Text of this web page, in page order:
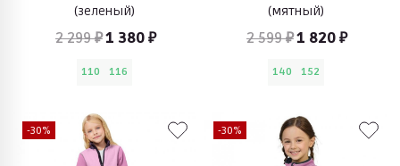
(зеленый)
2 299 ₽1 380 ₽
110 116
(мятный)
2 599 ₽1 820 ₽
140 152
-30% -30%